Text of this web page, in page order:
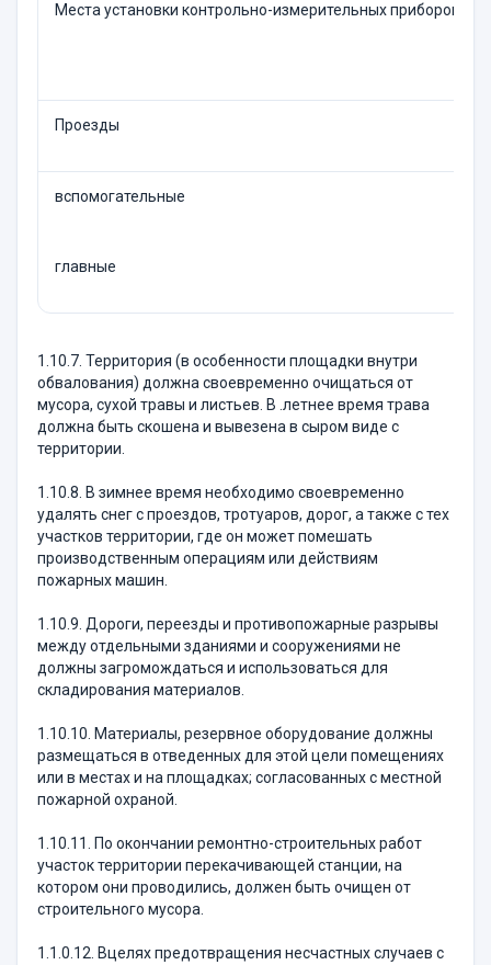
Места установки контрольно-измерительных приборов
Проезды
вспомогательные
главные
1.10.7. Территория (в особенности площадки внутри
обвалования) должна своевременно очищаться от
мусора, сухой травы и листьев. В .летнее время трава
должна быть скошена и вывезена в сыром виде с
территории.
1.10.8. В зимнее время необходимо своевременно
удалять снег с проездов, тротуаров, дорог, а также с тех
участков территории, где он может помешать
производственным операциям или действиям
пожарных машин.
1.10.9. Дороги, переезды и противопожарные разрывы
между отдельными зданиями и сооружениями не
должны загромождаться и использоваться для
складирования материалов.
1.10.10. Материалы, резервное оборудование должны
размещаться в отведенных для этой цели помещениях
или в местах и на площадках; согласованных с местной
пожарной oxpaной.
1.10.11. По окончании ремонтно-строительных работ
участок территории перекачивающей станции, на
котором они проводились, должен быть очищен от
строительного мусора.
1.1.0.12. Вцелях предотвращения несчастных случаев с